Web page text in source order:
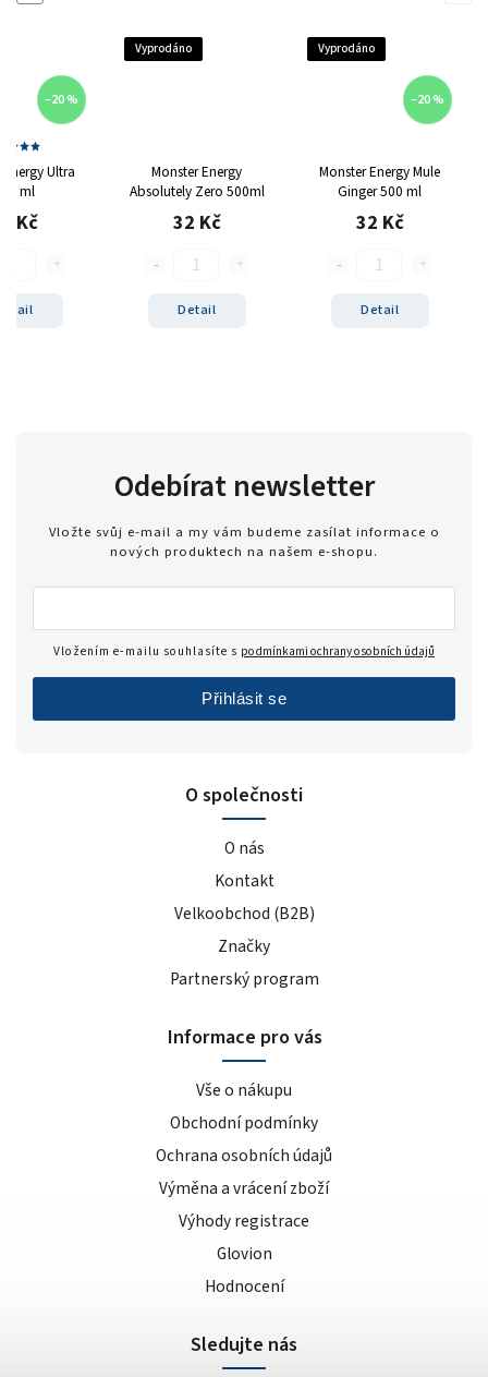
–20 %
Ultra
ml
Kč
Vyprodáno
Monster Energy
Absolutely Zero 500ml
32 Kč
Detail
Vyprodáno
–20 %
Monster Energy Mule
Ginger 500 ml
32 Kč
Detail
O společnosti
O nás
Kontakt
Velkoobchod (B2B)
Značky
Partnerský program
Informace pro vás
Vše o nákupu
Obchodní podmínky
Ochrana osobních údajů
Výměna a vrácení zboží
Výhody registrace
Glovion
Hodnocení
Odebírat newsletter
Vložte svůj e-mail a my vám budeme zasílat informace o
nových produktech na našem e-shopu.
Vložením e-mailu souhlasíte s podmínkami ochrany osobních údajů
Přihlásit se
Sledujte nás